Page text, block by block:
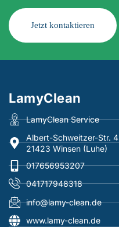
Jetzt kontaktieren
LamyClean
LamyClean Service
Albert-Schweitzer-Str. 4
21423 Winsen (Luhe)
017656953207
041717948318
info@lamy-clean.de
www.lamy-clean.de